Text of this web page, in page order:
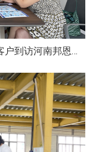
河南邦恩 | 跨国携手谋合作 蒙古国客户到访河南邦恩实地考察洽谈